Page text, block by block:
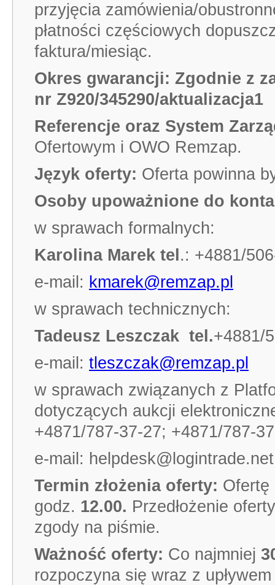
przyjęcia zamówienia/
płatności częściowych
faktura/miesiąc.
Okres gwarancji: Zgodnie z
nr Z920/345290/aktualizacja1
Referencje oraz System
Ofertowym i OWO Remzap.
Język oferty: Oferta powinna
Osoby upoważnione do
w sprawach formalnych:
Karolina Marek tel .: +4881/
e-mail: kmarek@remzap.pl
w sprawach technicznych:
Tadeusz Leszczak tel.+4881/
e-mail: tleszczak@remzap.pl
w sprawach związanych z
dotyczących aukcji
+4871/787-37-27; +4871/787-
e-mail: helpdesk@logintrade.net
Termin złożenia oferty: Ofertę
godz. 12.00. Przedłożenie
zgody na piśmie.
Ważność oferty: Co najmniej
rozpoczyna się wraz z